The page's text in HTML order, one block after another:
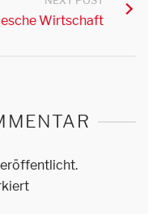
Wirtschaft